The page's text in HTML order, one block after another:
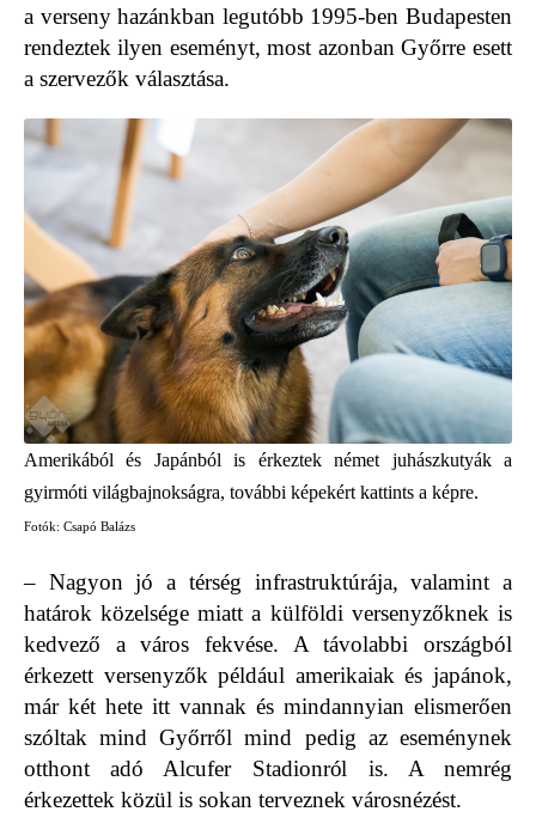
a verseny hazánkban legutóbb 1995-ben Budapesten
rendeztek ilyen eseményt, most azonban Győrre esett
a szervezők választása.
Amerikából és Japánból is érkeztek német juhászkutyák a
gyirmóti világbajnokságra, további képekért kattints a képre.
Fotók: Csapó Balázs
– Nagyon jó a térség infrastruktúrája, valamint a
határok közelsége miatt a külföldi versenyzőknek is
kedvező a város fekvése. A távolabbi országból
érkezett versenyzők például amerikaiak és japánok,
már két hete itt vannak és mindannyian elismerően
szóltak mind Győrről mind pedig az eseménynek
otthont adó Alcufer Stadionról is. A nemrég
érkezettek közül is sokan terveznek városnézést.